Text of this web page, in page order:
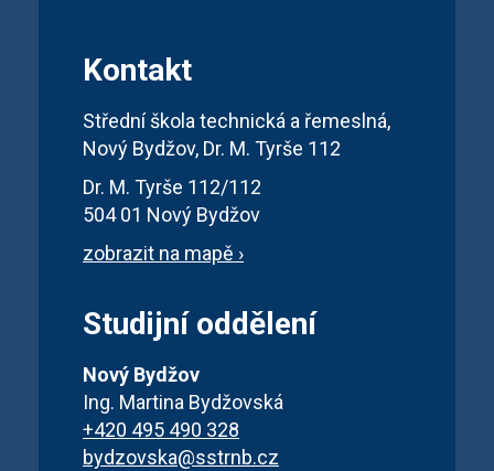
Kontakt
Střední škola technická a řemeslná,
Nový Bydžov, Dr. M. Tyrše 112
Dr. M. Tyrše 112/112
504 01 Nový Bydžov
zobrazit na mapě ›
Studijní oddělení
Nový Bydžov
Ing. Martina Bydžovská
+420 495 490 328
bydzovska@sstrnb.cz